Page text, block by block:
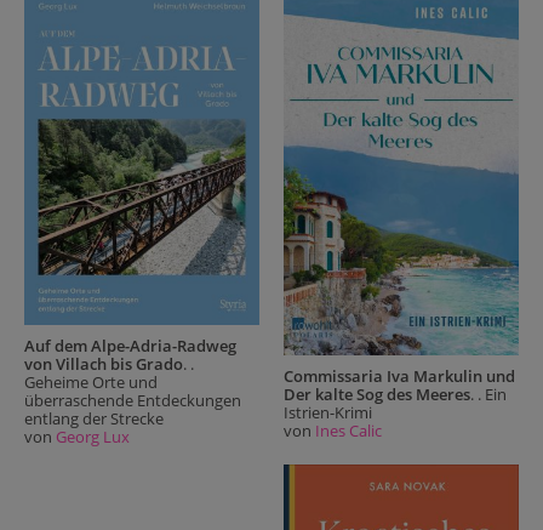
Auf dem Alpe-Adria-Radweg
von Villach bis Grado. .
Geheime Orte und
überraschende Entdeckungen
entlang der Strecke
von Georg Lux
Commissaria Iva Markulin und
Der kalte Sog des Meeres. . Ein
Istrien-Krimi
von Ines Calic